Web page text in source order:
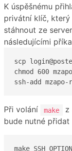
K úspěšnému
privátní klíč,
stáhnout ze
následujícími
scp
chmod 600
ssh-add
Při volání make
z
bude nutné
make